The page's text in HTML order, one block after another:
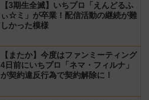
【3期生全滅】いちプロ「えんどるふ
ぃ☆ミ」が卒業！配信活動の継続が難
しかった模様
【またか】今度はファンミーティング
4日前にいちプロ「ネマ・フィルナ」
が契約違反行為で契約解除に！